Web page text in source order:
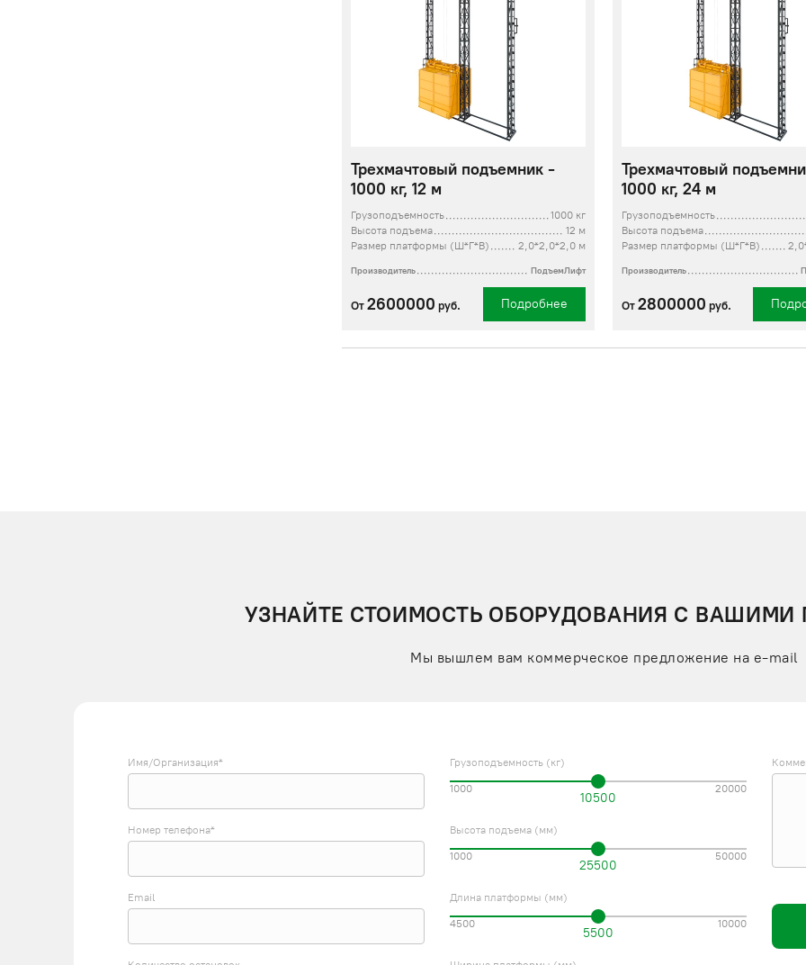
Трехмачтовый подъемник -
1000 кг, 12 м
Грузоподъемность
1000 кг
Высота подъема
12 м
Размер платформы (Ш*Г*В)
2,0*2,0*2,0 м
Производитель ПодъемЛифт
От 2600000 руб. Подробнее
Трехмачтовый
1000 кг, 24 м
Грузоподъемность
Высота подъема
Размер платформы (Ш*Г*В)
Производитель
От 2800000 руб.
УЗНАЙТЕ СТОИМОСТЬ ОБОРУДОВАНИЯ С ВАШИМИ
Мы вышлем вам коммерческое предложение на e-mail
Имя/Организация*
Номер телефона*
Email
Грузоподъемность (кг)
10500
1000 20000
Высота подъема (мм)
25500
1000 50000
Длина платформы (мм)
5500
4500 10000